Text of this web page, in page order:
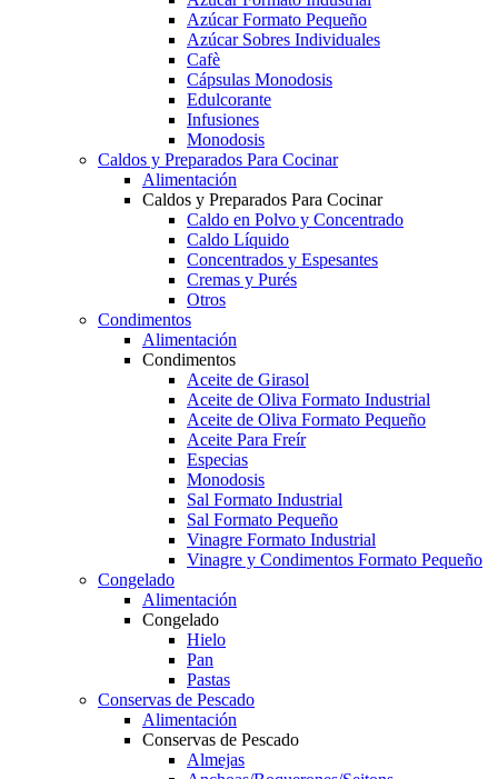
Azúcar Formato Pequeño
Azúcar Sobres Individuales
Cafè
Cápsulas Monodosis
Edulcorante
Infusiones
Monodosis
Caldos y Preparados Para Cocinar
Alimentación
Caldos y Preparados Para Cocinar
Caldo en Polvo y Concentrado
Caldo Líquido
Concentrados y Espesantes
Cremas y Purés
Otros
Condimentos
Alimentación
Condimentos
Aceite de Girasol
Aceite de Oliva Formato Industrial
Aceite de Oliva Formato Pequeño
Aceite Para Freír
Especias
Monodosis
Sal Formato Industrial
Sal Formato Pequeño
Vinagre Formato Industrial
Vinagre y Condimentos Formato Pequeño
Congelado
Alimentación
Congelado
Hielo
Pan
Pastas
Conservas de Pescado
Alimentación
Conservas de Pescado
Almejas